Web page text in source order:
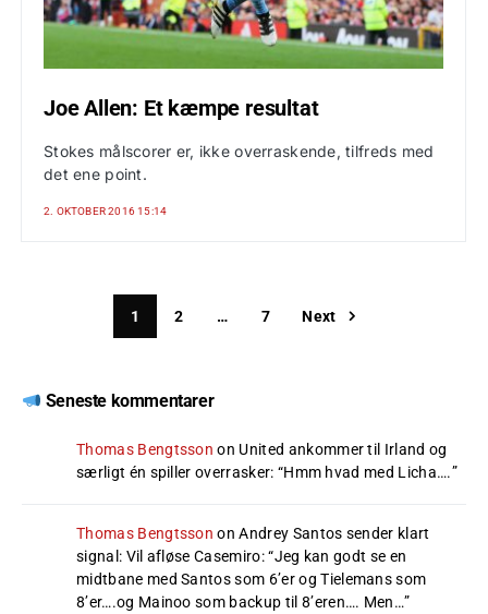
Joe Allen: Et kæmpe resultat
Stokes målscorer er, ikke overraskende, tilfreds med
det ene point.
2. OKTOBER 2016 15:14
1 2 … 7 Next
Seneste kommentarer
Thomas Bengtsson on United ankommer til Irland og
særligt én spiller overrasker: “Hmm hvad med Licha….”
Thomas Bengtsson onAndrey Santos sender klart
signal: Vil afløse Casemiro: “Jeg kan godt se en
midtbane med Santos som 6’er og Tielemans som
8’er….og Mainoo som backup til 8’eren…. Men…”